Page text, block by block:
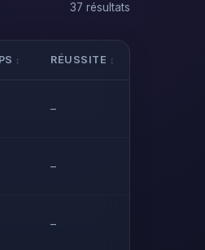
37 résultats
RÉUSSITE
–
–
–